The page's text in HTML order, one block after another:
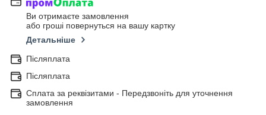
Ви отримаєте замовлення
або гроші повернуться на вашу картку
Детальніше
Післяплата
Післяплата
Сплата за реквізитами - Передзвоніть для уточнення
замовлення